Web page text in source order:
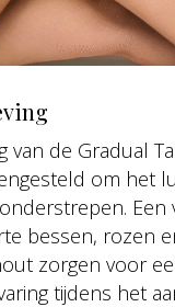
van de Gradual
om het
Een
bessen, rozen
zorgen voor
tijdens het